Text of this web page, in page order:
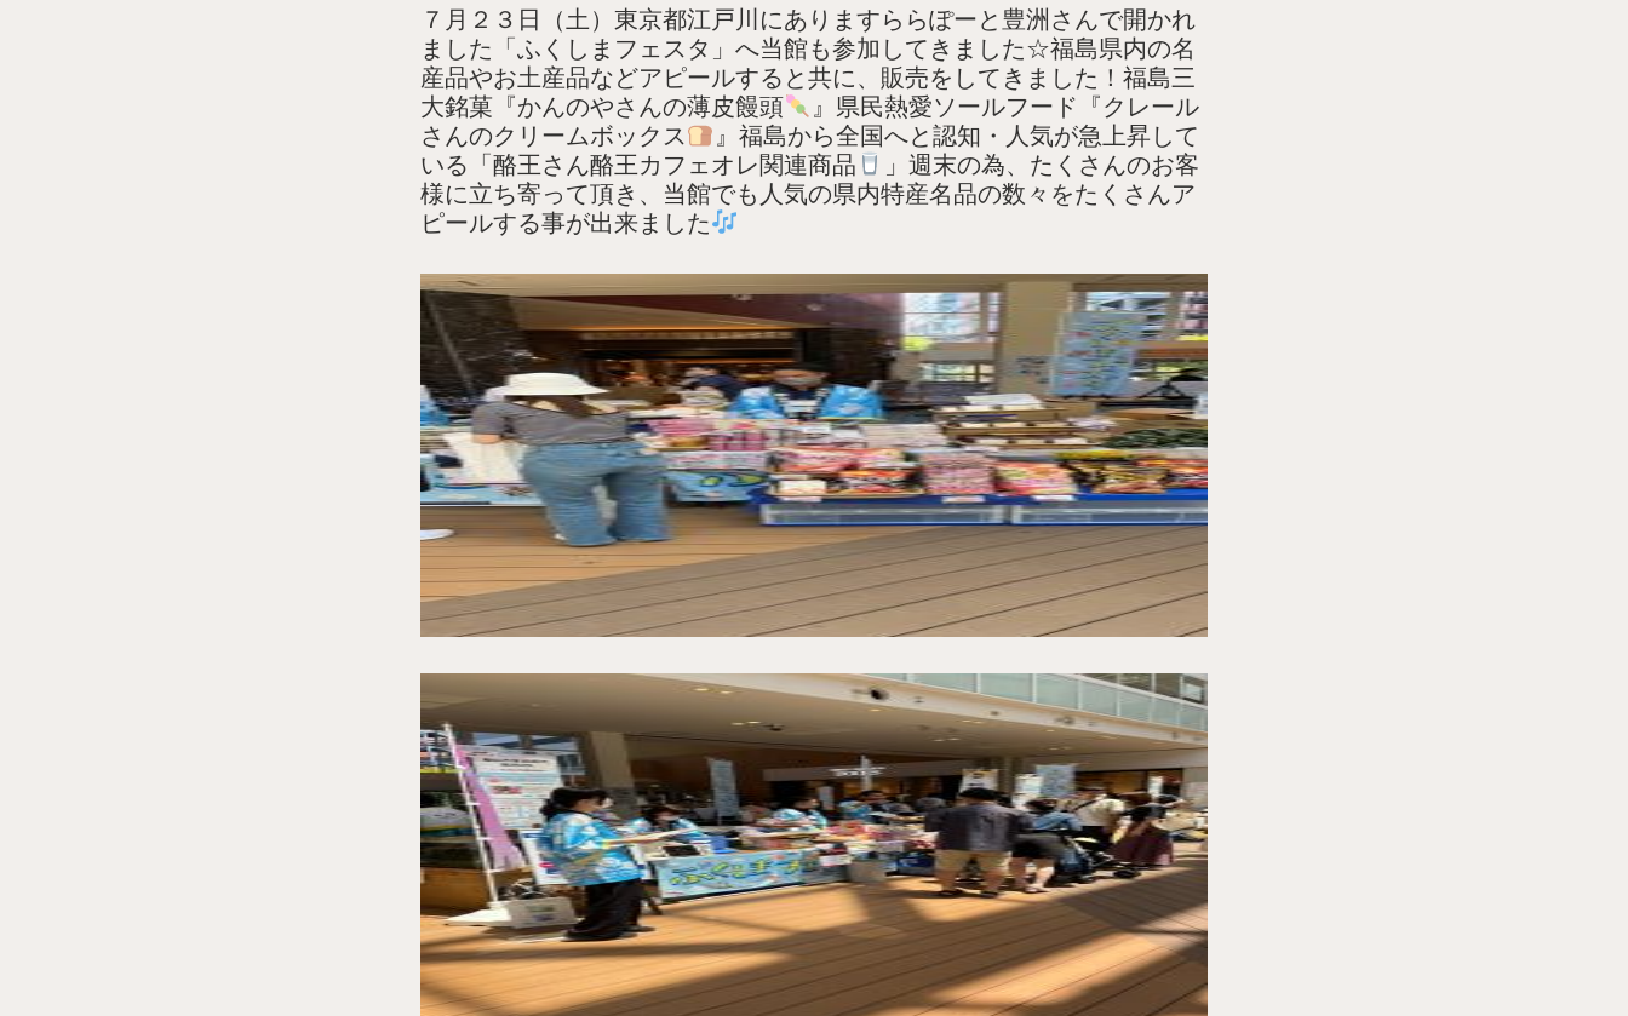
７月２３日（土）東京都江戸川にありますららぽーと豊洲さんで開かれ
ました「ふくしまフェスタ」へ当館も参加してきました☆福島県内の名
産品やお土産品などアピールすると共に、販売をしてきました！福島三
大銘菓『かんのやさんの薄皮饅頭
』県民熱愛ソールフード『クレール
さんのクリームボックス
』福島から全国へと認知・人気が急上昇して
いる「酪王さん酪王カフェオレ関連商品
」週末の為、たくさんのお客
様に立ち寄って頂き、当館でも人気の県内特産名品の数々をたくさんア
ピールする事が出来ました